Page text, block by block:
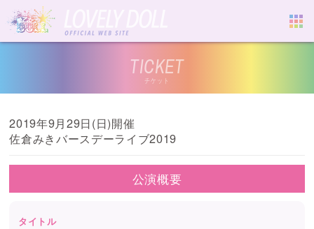
TICKET
チケット
2019年9月29日(日)開催
佐倉みきバースデーライブ2019
公演概要
タイトル